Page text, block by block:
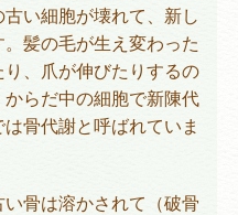
い細胞が壊れて、新し
髪の毛が生え変わった
、爪が伸びたりするの
らだ中の細胞で新陳代
骨代謝と呼ばれていま
骨は溶かされて（破骨